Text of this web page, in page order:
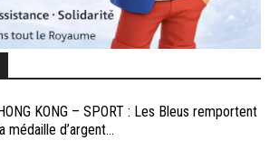
KONG – SPORT : Les Bleus remportent
médaille d’argent...